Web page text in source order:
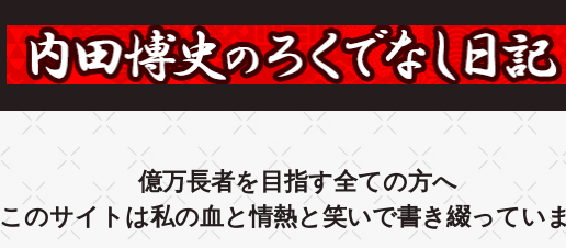
億万長者を目指す全ての方へ
このサイトは私の血と情熱と笑いで書き綴ってい